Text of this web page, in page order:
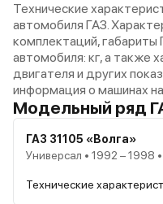
Технические
автомобиля ГАЗ.
комплектаций, габариты
автомобиля: кг, а также
двигателя и других
информация о машинах
Модельный ряд
ГАЗ 31105 «Волга»
Универсал • 1992 – 1998
Технические